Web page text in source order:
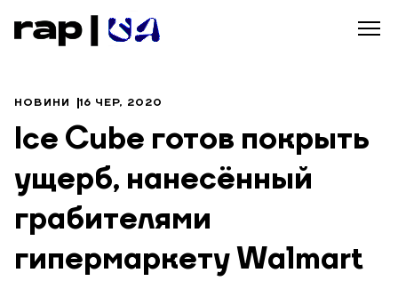
НОВИНИ 16 ЧЕР, 2020
Ice Cube готов покрыть
ущерб, нанесённый
грабителями
гипермаркету Walmart